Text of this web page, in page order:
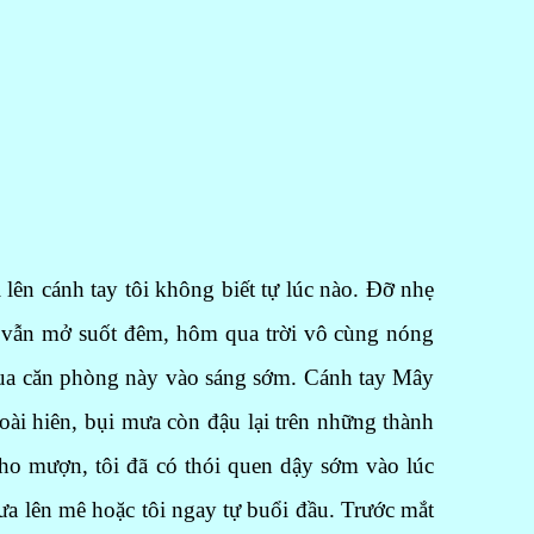
cánh tay tôi không biết tự lúc nào. Đỡ nhẹ
mở suốt đêm, hôm qua trời vô cùng nóng
căn phòng này vào sáng sớm. Cánh tay Mây
hiên, bụi mưa còn đậu lại trên những thành
mượn, tôi đã có thói quen dậy sớm vào lúc
lên mê hoặc tôi ngay tự buổi đầu. Trước mắt